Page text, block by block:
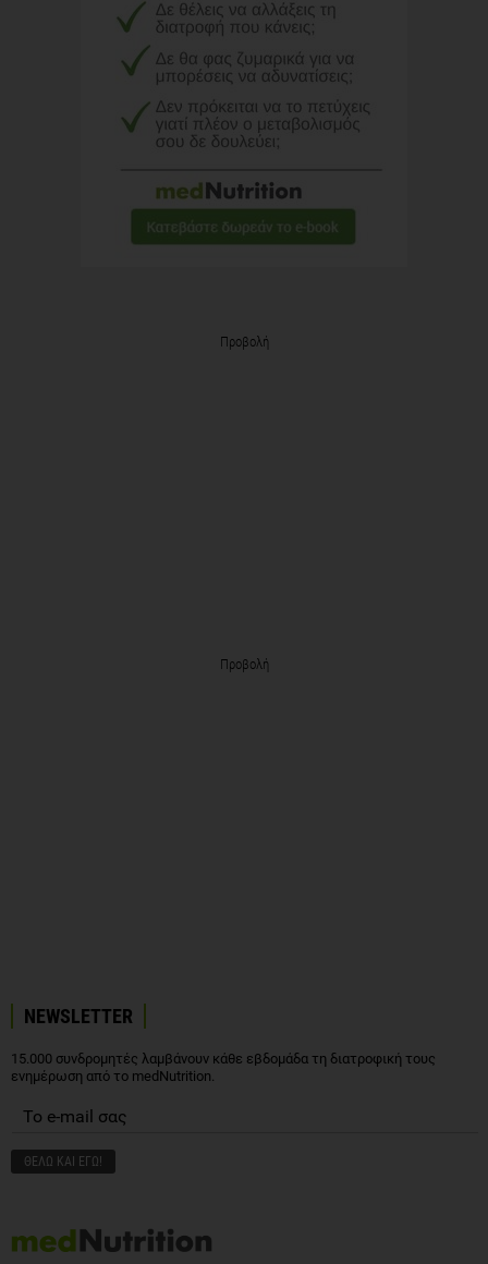
Προβολή
Προβολή
NEWSLETTER
15.000 συνδρομητές λαμβάνουν κάθε εβδομάδα τη διατροφική τους
ενημέρωση από το medNutrition.